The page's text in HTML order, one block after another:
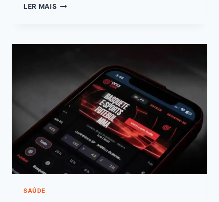
LER MAIS
SAÚDE